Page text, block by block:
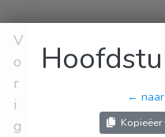
V
o
r
i
g
←